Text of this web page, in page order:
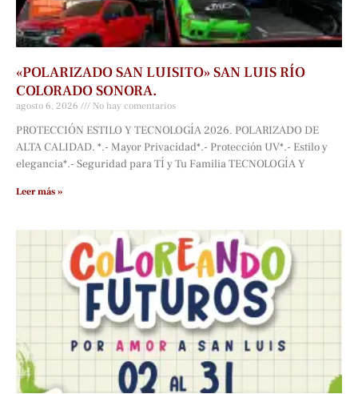
«POLARIZADO SAN LUISITO» SAN LUIS RÍO
COLORADO SONORA.
agosto 6, 2026 No hay comentarios
PROTECCIÓN ESTILO Y TECNOLOGÍA 2026. POLARIZADO DE
ALTA CALIDAD. *.- Mayor Privacidad*.- Protección UV*.- Estilo y
elegancia*.- Seguridad para TÍ y Tu Familia TECNOLOGÍA Y
Leer más »